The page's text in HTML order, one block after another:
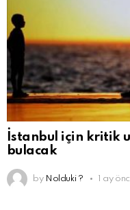
İstanbul için kritik
bulacak
by Nolduki ? 1 ay